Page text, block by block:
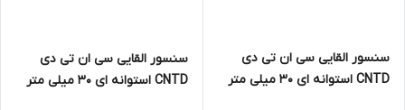
سنسور القایی سی ان تی دی
CNTD استوانه ای 30 میلی متر
سنسور القایی سی ان تی دی
CNTD استوانه ای 30 میلی متر